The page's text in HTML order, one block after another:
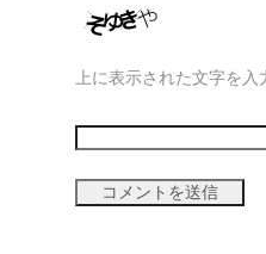
上に表示された文字を入